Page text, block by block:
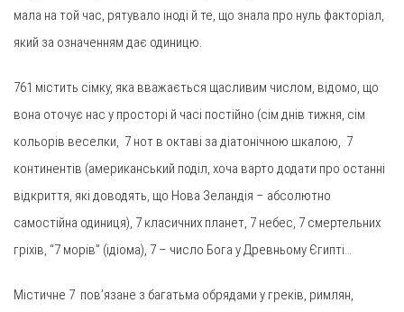
мала на той час, рятувало іноді й те, що знала про нуль факторіал,
який за означенням дає одиницю.
761 містить сімку, яка вважається щасливим числом, відомо, що
вона оточує нас у просторі й часі постійно (сім днів тижня, сім
кольорів веселки, 7 нот в октаві за діатонічною шкалою, 7
континентів (американський поділ, хоча варто додати про останні
відкриття, які доводять, що Нова Зеландія – абсолютно
самостійна одиниця), 7 класичних планет, 7 небес, 7 смертельних
гріхів, “7 морів” (ідіома), 7 – число Бога у Древньому Єгипті…
Містичне 7 пов’язане з багатьма обрядами у греків, римлян,